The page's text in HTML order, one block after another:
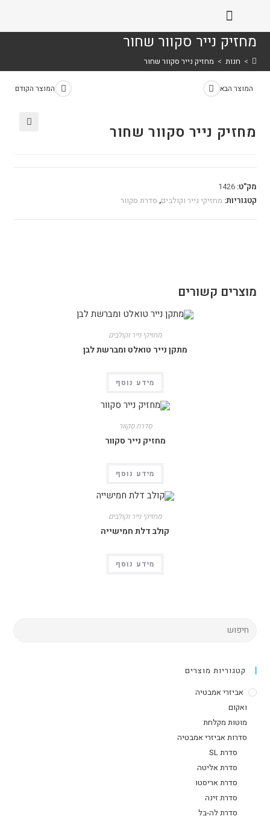
מחזיק נייר סקוור שחור
> חנות > מחזיק נייר סקוור שחור
המוצר הקודם המוצר הבא
מחזיק נייר סקוור שחור
מק"ט:1426
קטגוריות: מחזיקי נייר וקולבים, סדרת סקוור
מוצרים קשורים
מחזיקי נייר וקולבים
מתקן נייר טואלט ומברשת לבן
מידע נוסף
סדרת סקוור
מחזיק נייר סקוור
מידע נוסף
מחזיקי נייר וקולבים
קולב דלת חמישייה
מידע נוסף
קטגוריות מוצרים
אביזרי אמבטיה
ואקום
מוטות מקלחת
סדרות אביזרי אמבטיה
סדרת SL
סדרת אליטה
סדרת אריסטו
סדרת זינה
סדרת לה-בל